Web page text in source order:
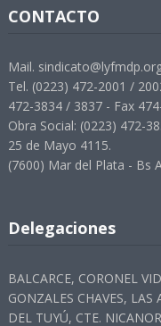
CONTACTO
Mail.
Tel. (0223) 472-2001 /
472-3834 / 3837 - Fax
Obra Social: (0223) 472-
25 de Mayo 4115.
(7600) Mar del Plata - Bs
Delegaciones
BALCARCE, CORONEL
GONZALES CHAVES,
DEL TUYÚ, CTE.